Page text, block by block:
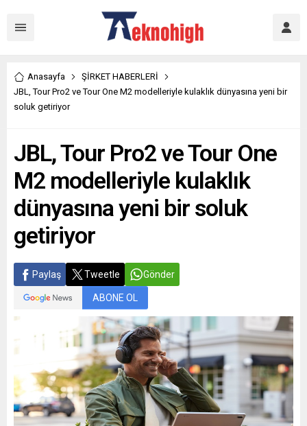
Anasayfa
ŞİRKET HABERLERİ
JBL, Tour Pro2 ve Tour One M2 modelleriyle kulaklık dünyasına yeni bir
soluk getiriyor
JBL, Tour Pro2 ve Tour One
M2 modelleriyle kulaklık
dünyasına yeni bir soluk
getiriyor
Paylaş Tweetle Gönder
ABONE OL